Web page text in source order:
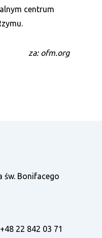
centrum
za: ofm.org
św. Bonifacego
+48 22 842 03 71